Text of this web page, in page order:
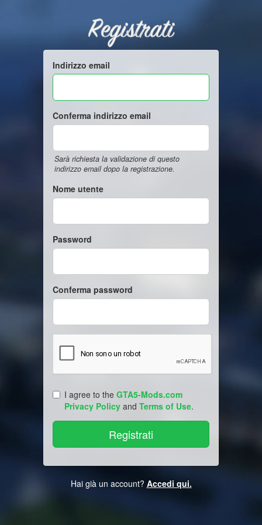
Registrati
Indirizzo email
Conferma indirizzo email
Sarà richiesta la validazione di questo
indirizzo email dopo la registrazione.
Nome utente
Password
Conferma password
I agree to the GTA5-Mods.com
Privacy Policy and Terms of Use.
Hai già un account? Accedi qui.